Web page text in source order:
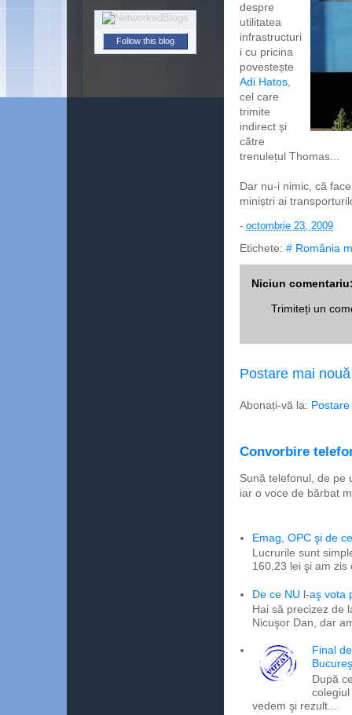
despre
utilitatea
infrastructuri
i cu pricina
povestește
Adi Hatos
cel care
trimite
indirect și
către
trenulețul Thomas...
Dar nu-i nimic, că
miniștri ai
- octombrie 23, 2009
Etichete: # România
Niciun
Trimiteți un
Postare mai nouă
Abonați-vă la:
Convorbire
Sună telefonul, de pe
iar o voce de bărbat
Emag, OPC şi de
Lucrurile sunt
160,23 lei şi am
De ce NU l-aş vota
Hai să precizez de
Nicuşor Dan, dar
Final
După
vedem şi rezult...
Follow this blog